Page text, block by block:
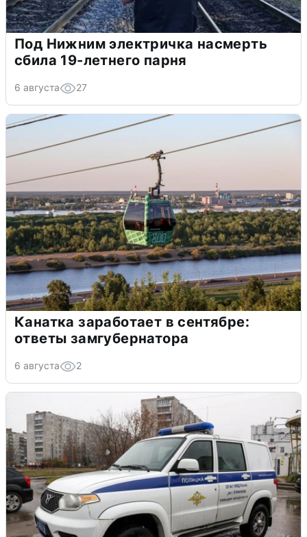
Под Нижним электричка насмерть
сбила 19-летнего парня
6 августа 27
Канатка заработает в сентябре:
ответы замгубернатора
6 августа 2